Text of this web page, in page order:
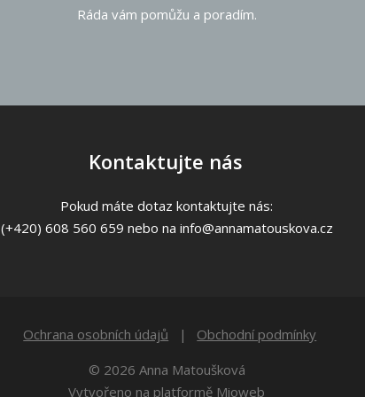
Ráda vám pomůžu a poradím.
Kontaktujte nás
Pokud máte dotaz kontaktujte nás:
(+420) 608 560 659 nebo na info@annamatouskova.cz
Ochrana osobních údajů
Obchodní podmínky
© 2026 Anna Matoušková
Vytvořeno na platformě Mioweb